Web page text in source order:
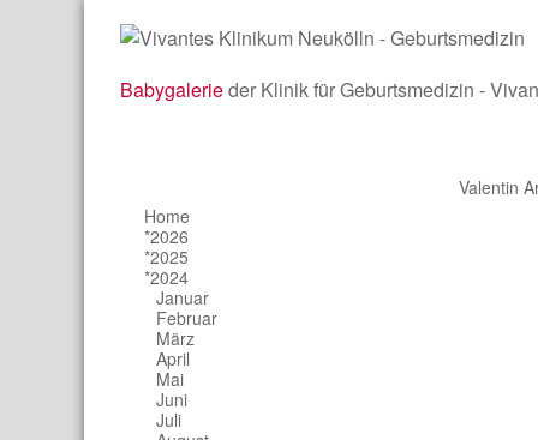
Babygalerieder Klinik für Geburtsmedizin -
Home
*2026
*2025
*2024
Januar
Februar
März
April
Mai
Juni
Juli
Valentin